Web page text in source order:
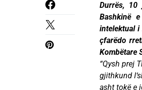
Durrës, 10
Bashkinë
intelektual i
çfarëdo
Kombëtare
“Qysh prej
gjithkund
asht tokë e